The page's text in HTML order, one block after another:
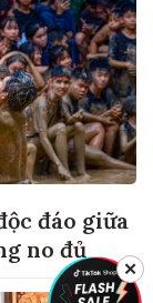
đáo giữa
no đủ
✕